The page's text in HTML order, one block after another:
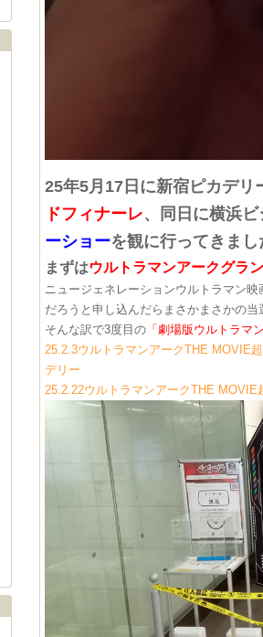
​25年5月17日に新宿ピカデリ
ドフィナーレ、同日に横浜
ーショー​を観に行ってきまし
​まずはウルトラマンアークグラ
ニュージェネレーションウルトラマン
だろうと申し込んだらまさかまさかの当
​​​​そんな訳で3度目の 「劇場版ウルトラマ
25.2.3ウルトラマンアークTHE MOVIE
デリー
25.2.22ウルトラマンアークTHE